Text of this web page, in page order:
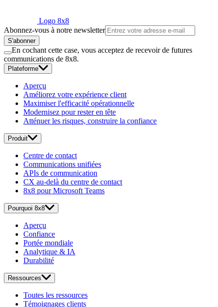
Logo 8x8
Abonnez-vous à notre newsletter
S'abonner
En cochant cette case, vous acceptez de recevoir de futures
communications de 8x8.
Plateforme
Aperçu
Améliorez votre expérience client
Maximiser l'efficacité opérationnelle
Modernisez pour rester en tête
Atténuer les risques, construire la confiance
Produit
Centre de contact
Communications unifiées
APIs de communication
CX au-delà du centre de contact
8x8 pour Microsoft Teams
Pourquoi 8x8
Aperçu
Confiance
Portée mondiale
Analytique & IA
Durabilité
Ressources
Toutes les ressources
Témoignages clients